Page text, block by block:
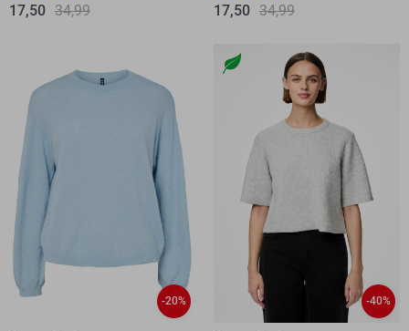
17,50 34,99 17,50 34,99
-20% -40%